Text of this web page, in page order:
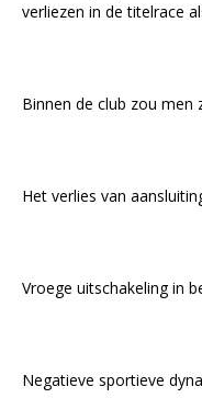
verliezen in de titelrace
Binnen de club zou men
Het verlies van
Vroege uitschakeling in
Negatieve sportieve